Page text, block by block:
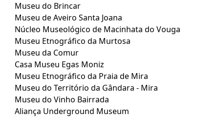
Museu do Brincar
Museu de Aveiro Santa Joana
Núcleo Museológico de Macinhata do Vouga
Museu Etnográfico da Murtosa
Museu da Comur
Casa Museu Egas Moniz
Museu Etnográfico da Praia de Mira
Museu do Território da Gândara - Mira
Museu do Vinho Bairrada
Aliança Underground Museum